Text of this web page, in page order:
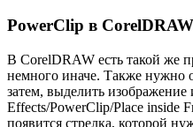
PowerClip в CorelDRAW
В CorelDRAW есть такой же
немного иначе. Также нужно
затем, выделить изображение
Effects/PowerClip/Place inside
появится стрелка, которой